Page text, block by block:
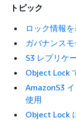
トピック
ロック情報
ガバナンス
S3 レプリケ
Object Lock
AmazonS3
使用
Object Lock